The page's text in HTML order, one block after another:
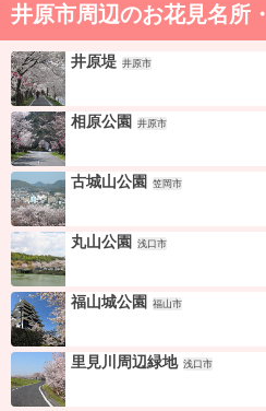
井原市周辺のお花見名所
井原堤 井原市
相原公園 井原市
古城山公園 笠岡市
丸山公園 浅口市
福山城公園 福山市
里見川周辺緑地 浅口市